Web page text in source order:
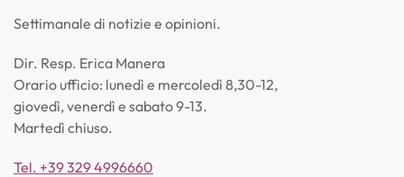
Settimanale di notizie e opinioni.
Dir. Resp. Erica Manera
Orario ufficio: lunedì e mercoledì 8,30-12,
giovedì, venerdì e sabato 9-13.
Martedì chiuso.
Tel. +39 329 4996660